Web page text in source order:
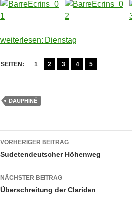
weiterlesen: Dienstag
SEITEN: 1 2 3 4 5
DAUPHINÉ
Beitragsnavigation
VORHERIGER BEITRAG
Sudetendeutscher Höhenweg
NÄCHSTER BEITRAG
Überschreitung der Clariden